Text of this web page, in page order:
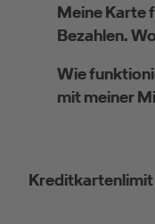
Meine Karte
Bezahlen.
Wie
mit meiner
Kreditkartenlimit